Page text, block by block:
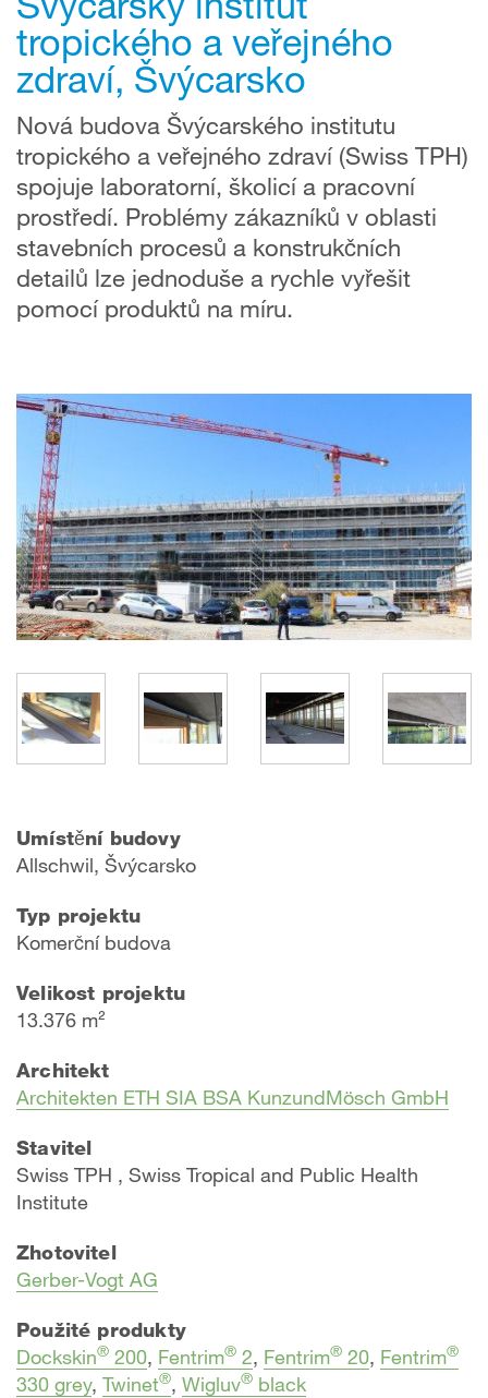
tropického a veřejného
zdraví, Švýcarsko
Nová budova Švýcarského institutu
tropického a veřejného zdraví (Swiss TPH)
spojuje laboratorní, školicí a pracovní
prostředí. Problémy zákazníků v oblasti
stavebních procesů a konstrukčních
detailů lze jednoduše a rychle vyřešit
pomocí produktů na míru.
Umístění budovy
Allschwil, Švýcarsko
Typ projektu
Komerční budova
Velikost projektu
13.376 m²
Architekt
Architekten ETH SIA BSA KunzundMösch GmbH​
Stavitel
Swiss TPH , Swiss Tropical and Public Health
Institute
Zhotovitel
Gerber-Vogt AG
Použité produkty
Dockskin® 200, Fentrim® 2, Fentrim® 20, Fentrim®
330 grey, Twinet®, Wigluv® black